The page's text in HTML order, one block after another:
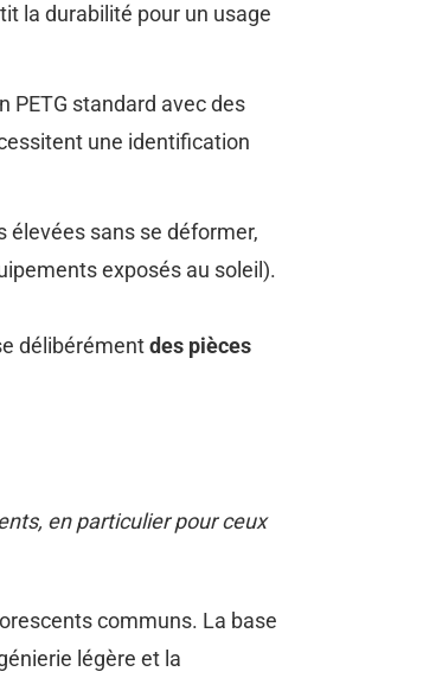
la durabilité pour un usage
PETG standard avec des
une identification
élevées sans se déformer,
exposés au soleil).
délibérémentdes pièces
en particulier pour ceux
communs. La base
légère et la